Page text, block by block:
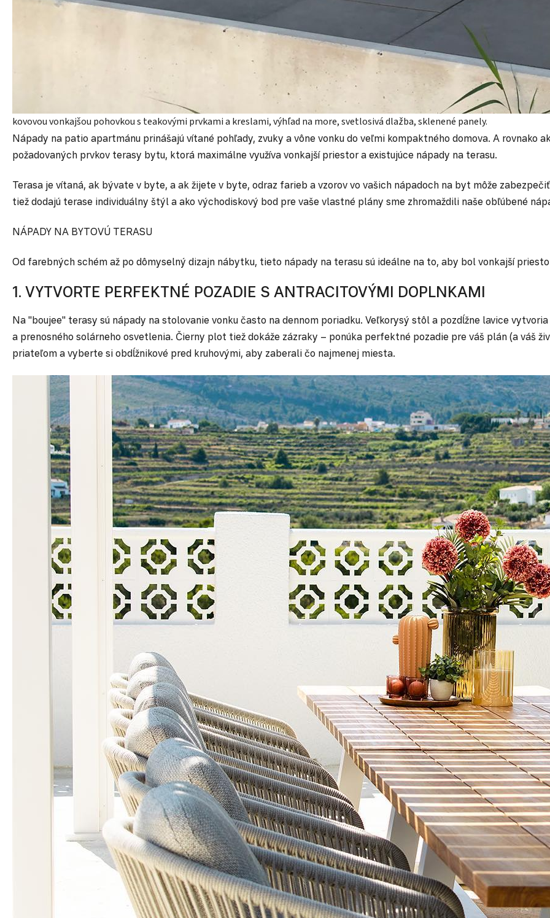
kovovou vonkajšou pohovkou s teakovými prvkami a kreslami, výhľad na more, svetlosivá dlažba, sklenené panely.
Nápady na patio apartmánu prinášajú vítané pohľady, zvuky a vône vonku do veľmi kompaktného domova. A rovnako
požadovaných prvkov terasy bytu, ktorá maximálne využíva vonkajší priestor a existujúce nápady na terasu.
Terasa je vítaná, ak bývate v byte, a ak žijete v byte, odraz farieb a vzorov vo vašich nápadoch na byt môže
tiež dodajú terase individuálny štýl a ako východiskový bod pre vaše vlastné plány sme zhromaždili naše obľúbené
NÁPADY NA BYTOVÚ TERASU
Od farebných schém až po dômyselný dizajn nábytku, tieto nápady na terasu sú ideálne na to, aby bol vonkajší
1. VYTVORTE PERFEKTNÉ POZADIE S ANTRACITOVÝMI DOPLNKAMI
Na "boujee" terasy sú nápady na stolovanie vonku často na dennom poriadku. Veľkorysý stôl a pozdĺžne lavice
a prenosného solárneho osvetlenia. Čierny plot tiež dokáže zázraky – ponúka perfektné pozadie pre váš plán (a váš
priateľom a vyberte si obdĺžnikové pred kruhovými, aby zaberali čo najmenej miesta.